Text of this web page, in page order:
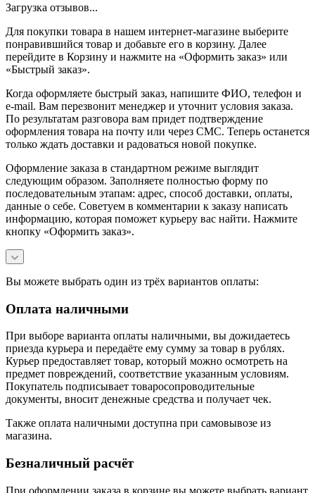
Загрузка отзывов...
Для покупки товара в нашем интернет-магазине выберите
понравившийся товар и добавьте его в корзину. Далее
перейдите в Корзину и нажмите на «Оформить заказ» или
«Быстрый заказ».
Когда оформляете быстрый заказ, напишите ФИО, телефон и
e-mail. Вам перезвонит менеджер и уточнит условия заказа.
По результатам разговора вам придет подтверждение
оформления товара на почту или через СМС. Теперь останется
только ждать доставки и радоваться новой покупке.
Оформление заказа в стандартном режиме выглядит
следующим образом. Заполняете полностью форму по
последовательным этапам: адрес, способ доставки, оплаты,
данные о себе. Советуем в комментарии к заказу написать
информацию, которая поможет курьеру вас найти. Нажмите
кнопку «Оформить заказ».
Вы можете выбрать один из трёх вариантов оплаты:
Оплата наличными
При выборе варианта оплаты наличными, вы дожидаетесь
приезда курьера и передаёте ему сумму за товар в рублях.
Курьер предоставляет товар, который можно осмотреть на
предмет повреждений, соответствие указанным условиям.
Покупатель подписывает товаросопроводительные
документы, вносит денежные средства и получает чек.
Также оплата наличными доступна при самовывозе из
магазина.
Безналичный расчёт
При оформлении заказа в корзине вы можете выбрать вариант